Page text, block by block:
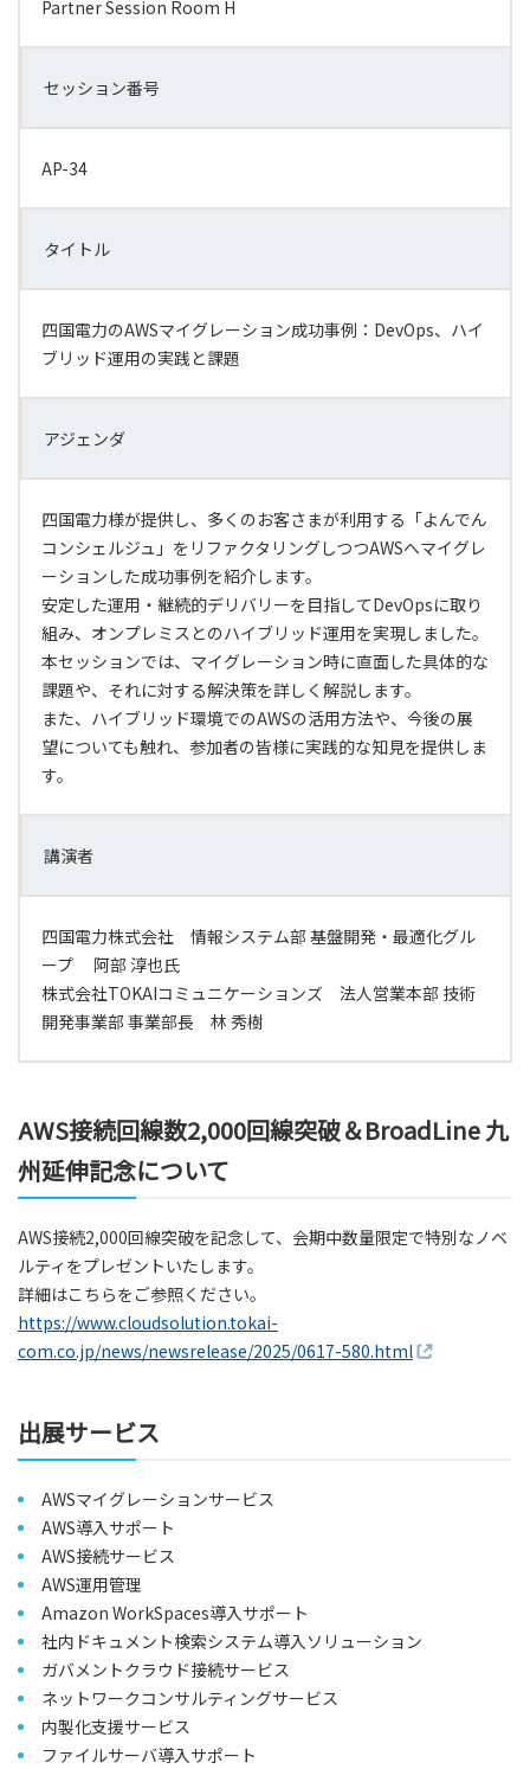
Partner Session Room H
セッション番号
AP-34
タイトル
四国電力のAWSマイグレーション成功事例：DevOps、ハイ
ブリッド運用の実践と課題
アジェンダ
四国電力様が提供し、多くのお客さまが利用する「よんでん
コンシェルジュ」をリファクタリングしつつAWSへマイグレ
ーションした成功事例を紹介します。
安定した運用・継続的デリバリーを目指してDevOpsに取り
組み、オンプレミスとのハイブリッド運用を実現しました。
本セッションでは、マイグレーション時に直面した具体的な
課題や、それに対する解決策を詳しく解説します。
また、ハイブリッド環境でのAWSの活用方法や、今後の展
望についても触れ、参加者の皆様に実践的な知見を提供しま
す。
講演者
四国電力株式会社 情報システム部 基盤開発・最適化グル
ープ 阿部 淳也氏
株式会社TOKAIコミュニケーションズ 法人営業本部 技術
開発事業部 事業部長 林 秀樹
AWS接続回線数2,000回線突破＆BroadLine 九
州延伸記念について
AWS接続2,000回線突破を記念して、会期中数量限定で特別なノベ
ルティをプレゼントいたします。
詳細はこちらをご参照ください。
https://www.cloudsolution.tokai-
com.co.jp/news/newsrelease/2025/0617-580.html
出展サービス
AWSマイグレーションサービス
AWS導入サポート
AWS接続サービス
AWS運用管理
Amazon WorkSpaces導入サポート
社内ドキュメント検索システム導入ソリューション
ガバメントクラウド接続サービス
ネットワークコンサルティングサービス
内製化支援サービス
ファイルサーバ導入サポート